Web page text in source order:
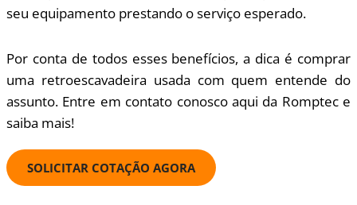
seu equipamento prestando o serviço esperado.
Por conta de todos esses benefícios, a dica é comprar
uma retroescavadeira usada com quem entende do
assunto. Entre em contato conosco aqui da Romptec e
saiba mais!
SOLICITAR COTAÇÃO AGORA